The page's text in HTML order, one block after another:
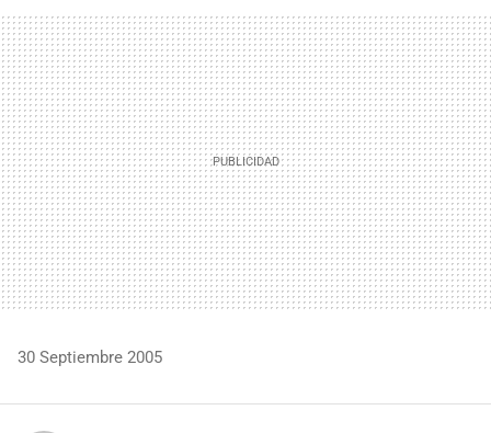
MAIL
30 Septiembre 2005